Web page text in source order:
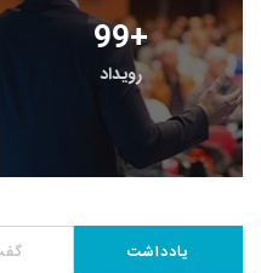
99+
رویداد
یادداشت